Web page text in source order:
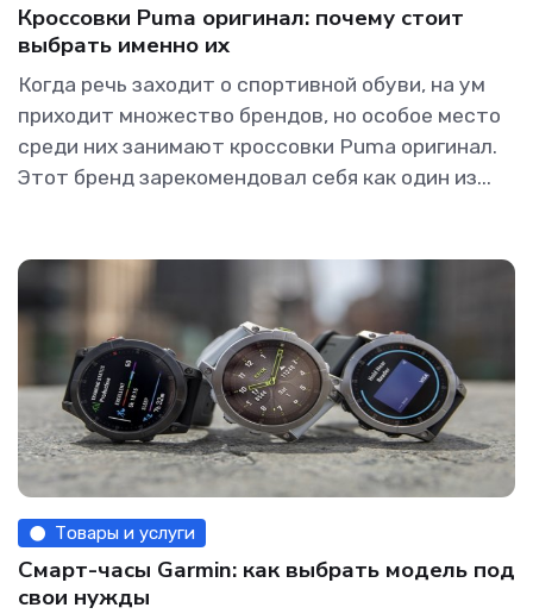
Кроссовки Puma оригинал: почему стоит
выбрать именно их
Когда речь заходит о спортивной обуви, на ум
приходит множество брендов, но особое место
среди них занимают кроссовки Puma оригинал.
Этот бренд зарекомендовал себя как один из...
Товары и услуги
Смарт-часы Garmin: как выбрать модель под
свои нужды